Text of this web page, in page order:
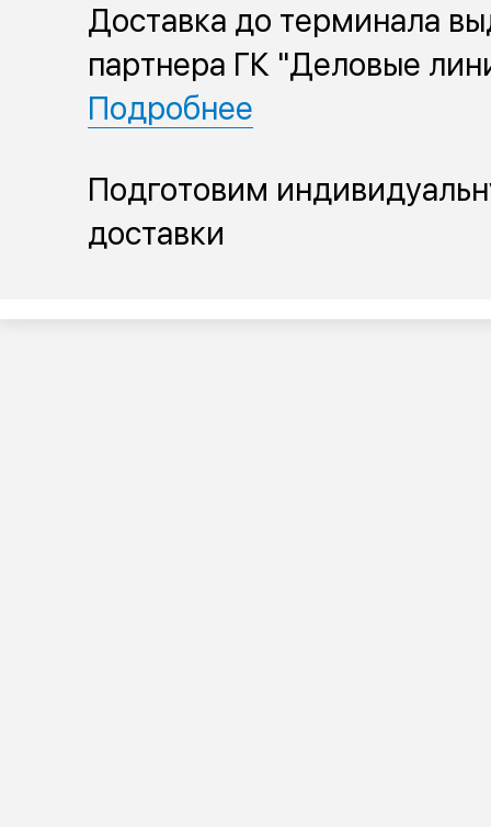
Доставка до терминала
партнера ГК "Деловые
Подробнее
Подготовим
доставки